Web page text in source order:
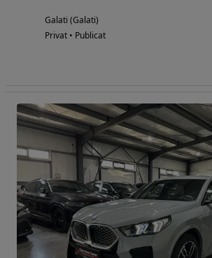
Galati (Galati)
Privat • Publicat